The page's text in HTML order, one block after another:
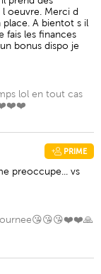
l oeuvre. Merci d
A bientot s il
fais les finances
bonus dispo je
lol en tout cas
PRIME
preoccupe... vs
journee😘😘😘❤️❤️🙏